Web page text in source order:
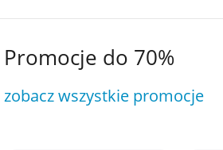
Promocje do 70%
zobacz wszystkie promocje